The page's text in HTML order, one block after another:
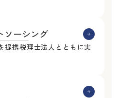
ソーシング
提携税理士法人とともに実